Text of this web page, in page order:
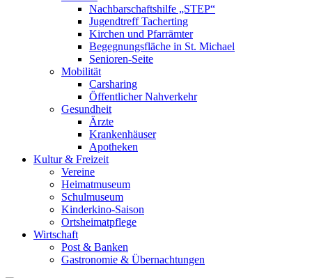
Nachbarschaftshilfe „STEP“
Jugendtreff Tacherting
Kirchen und Pfarrämter
Begegnungsfläche in St. Michael
Senioren-Seite
Mobilität
Carsharing
Öffentlicher Nahverkehr
Gesundheit
Ärzte
Krankenhäuser
Apotheken
Kultur & Freizeit
Vereine
Heimatmuseum
Schulmuseum
Kinderkino-Saison
Ortsheimatpflege
Wirtschaft
Post & Banken
Gastronomie & Übernachtungen